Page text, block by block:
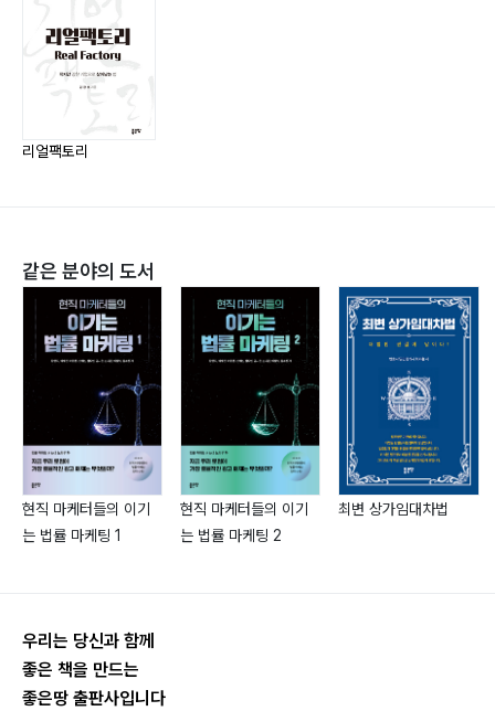
3부 실천안 갖추기(기본篇)
09. 검사게이트를 운영하라 ? 142
11. 중요특성을 관리하라 ? 178
4부 실천안 갖추기(확산篇)
14. 다기능공을 육성하라 ? 232
15. 문제 해결 능력을 키워라 ? 252
16. 목표를 세우고 추적하라 ? 278
17. 계층별로 공정을 모니터링하라 ? 295
에필로그 ? 312
리얼팩토리
같은 분야의 도서
현직 마케터들의 이기
는 법률 마케팅 1
현직 마케터들의 이기
는 법률 마케팅 2
최변 상가임대차법
우리는 당신과 함께
좋은 책을 만드는
좋은땅 출판사입니다